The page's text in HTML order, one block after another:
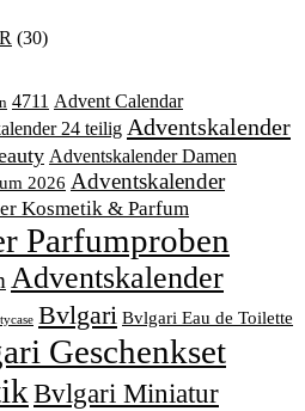
(30)
4711 Advent Calendar
24 teilig Adventskalender
Adventskalender Damen
2026 Adventskalender
Kosmetik & Parfum
Parfumproben
Adventskalender
Bvlgari Bvlgari Eau de Toilette
Geschenkset
Bvlgari Miniatur